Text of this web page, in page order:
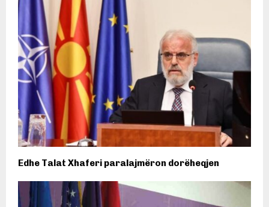
Edhe Talat Xhaferi paralajmëron dorëheqjen